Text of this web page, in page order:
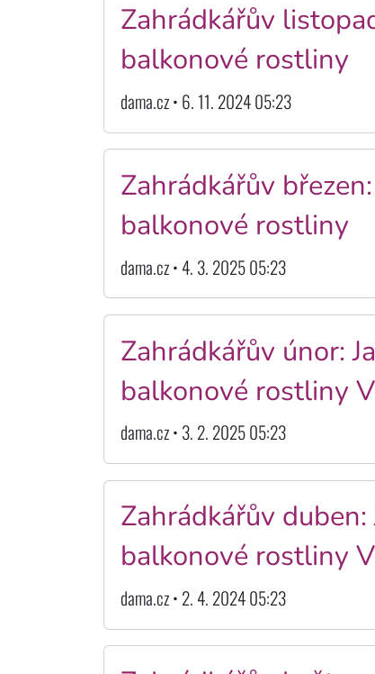
Zahrádkářův
balkonové rostliny
dama.cz • 6. 11. 2024 05:23
Zahrádkářův
balkonové rostliny
dama.cz • 4. 3. 2025 05:23
Zahrádkářův únor:
balkonové rostliny
dama.cz • 3. 2. 2025 05:23
Zahrádkářův
balkonové rostliny
dama.cz • 2. 4. 2024 05:23